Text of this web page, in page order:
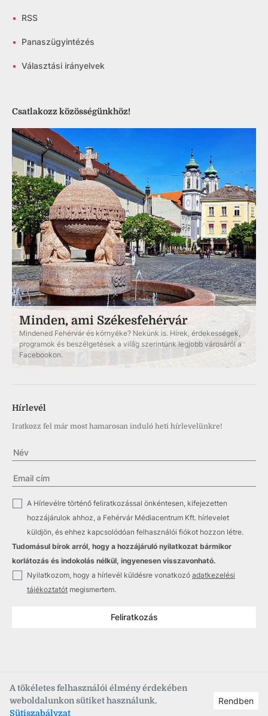
A tökéletes felhasználói élmény érdekében
weboldalunkon sütiket használunk.
Sütiszabályzat
Rendben
• RSS
• Panaszügyintézés
• Választási irányelvek
Csatlakozz közösségünkhöz!
Minden, ami Székesfehérvár
Mindened Fehérvár és környéke? Nekünk is. Hírek, érdekességek,
programok és beszélgetések a világ szerintünk legjobb városáról a
Facebookon.
Hírlevél
Iratkozz fel már most hamarosan induló heti hírlevelünkre!
A Hírlevélre történő feliratkozással önkéntesen, kifejezetten
hozzájárulok ahhoz, a Fehérvár Médiacentrum Kft. hírlevelet
küldjön, és ehhez kapcsolódóan felhasználói fiókot hozzon létre.
Tudomásul bírok arról, hogy a hozzájáruló nyilatkozat bármikor
korlátozás és indokolás nélkül, ingyenesen visszavonható.
Nyilatkozom, hogy a hírlevél küldésre vonatkozó adatkezelési
tájékoztatót megismertem.
Feliratkozás
Copyright © 2021–2026 Fehérvár Médiacentrum, fmc.hu